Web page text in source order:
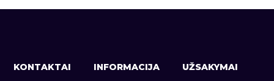
KONTAKTAI INFORMACIJA UŽSAKYMAI